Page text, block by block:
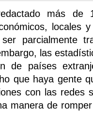
más de
locales
parcialmente
las
de países
que haya gente
con las redes
manera de